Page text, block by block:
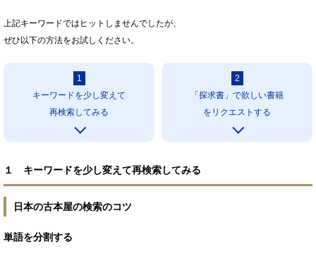
上記キーワードではヒットしませんでしたが、
ぜひ以下の方法をお試しください。
1
キーワードを少し変えて
再検索してみる
2
「探求書」で欲しい書籍
をリクエストする
１ キーワードを少し変えて再検索してみる
日本の古本屋の検索のコツ
単語を分割する